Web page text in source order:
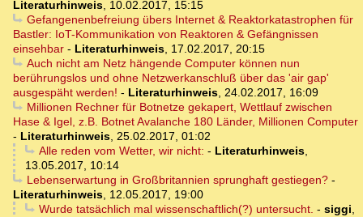
Literaturhinweis, 10.02.2017, 15:15
Gefangenenbefreiung übers Internet & Reaktorkatastrophen für
Bastler: IoT-Kommunikation von Reaktoren & Gefängnissen
einsehbar - Literaturhinweis, 17.02.2017, 20:15
Auch nicht am Netz hängende Computer können nun
berührungslos und ohne Netzwerkanschluß über das 'air gap'
ausgespäht werden! - Literaturhinweis, 24.02.2017, 16:09
Millionen Rechner für Botnetze gekapert, Wettlauf zwischen
Hase & Igel, z.B. Botnet Avalanche 180 Länder, Millionen Computer
- Literaturhinweis, 25.02.2017, 01:02
Alle reden vom Wetter, wir nicht: - Literaturhinweis,
13.05.2017, 10:14
Lebenserwartung in Großbritannien sprunghaft gestiegen?-
Literaturhinweis, 12.05.2017, 19:00
Wurde tatsächlich mal wissenschaftlich(?) untersucht. - siggi,